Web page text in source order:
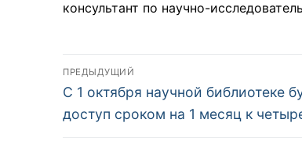
консультант по научно-
Навигация
по
записям
ПРЕДЫДУЩИЙ
Предыдущая
запись:
C 1 октября научной библиотеке
доступ сроком на 1 месяц к